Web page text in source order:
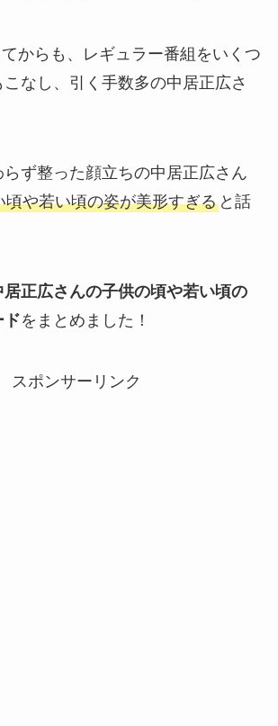
からも、レギュラー番組をいくつ
なし、引く手数多の中居正広さ
ず整った顔立ちの中居正広さん
頃や若い頃の姿が美形すぎると話
居正広さんの子供の頃や若い頃の
ドをまとめました！
スポンサーリンク